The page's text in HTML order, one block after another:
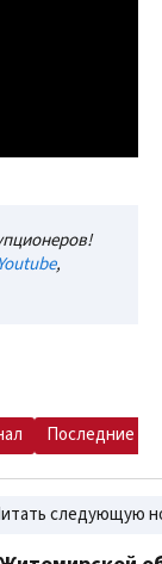
Youtube,
Последние
следующую